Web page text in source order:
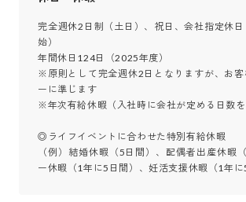
完全週休2日制（土日）、祝日、会社指定休
始）
年間休日124日（2025年度）
※原則として完全週休2日となりますが、お客
ーに準じます
※年次有給休暇（入社時に会社が定める日数を
◎ライフイベントに合わせた特別有給休暇
（例）結婚休暇（5日間）、配偶者出産休暇
ー休暇（1年に5日間）、妊活支援休暇（1年に